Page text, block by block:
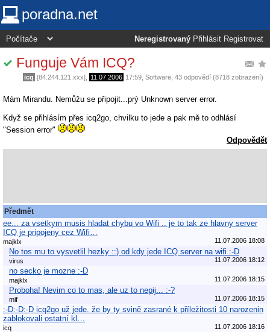
poradna.net
Neregistrovaný Přihlásit Registrovat
Funguje Vám ICQ?
icq [84.244.121.xxx], 11.07.2006 17:59 Software , 43 odpovědí (8718 zobrazení)
Mám Mirandu. Nemůžu se připojit...prý Unknown server error.
Když se přihlásím přes icq2go, chvilku to jede a pak mě to odhlásí
"Session error"
Odpovědět
Předmět
ee... za vsetkym musis hladat chybu vo Wifi .. je to tak ze hlavny server
ICQ je pripojeny cez Wifi…
majklx 11.07.2006 18:08
No tos mu to vysvetlil hezky ::) od kdy jede ICQ server na wifi :-D
virus 11.07.2006 18:12
no secko je mozne :-D
majklx 11.07.2006 18:15
Proboha! Nevim co to mas, ale uz to nepij... :-?
mif 11.07.2006 18:15
:-D:-D:-D icq2go už jede. že by ty svině zasrané k příležitosti 10 narozenin
zablokovali ostatní kl…
icq 11.07.2006 18:16